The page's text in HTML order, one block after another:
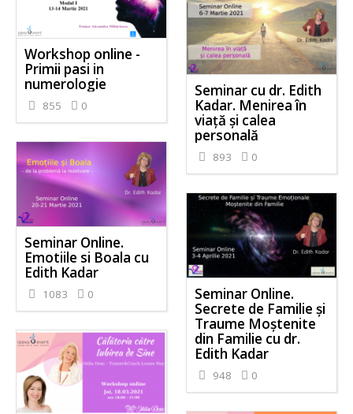
Workshop online -
Primii pasi in
numerologie
855 0
Seminar cu dr. Edith
Kadar. Menirea în
viață și calea
personală
893 0
Seminar Online.
Emotiile si Boala cu
Edith Kadar
1083 0
Seminar Online.
Secrete de Familie și
Traume Moștenite
din Familie cu dr.
Edith Kadar
948 0